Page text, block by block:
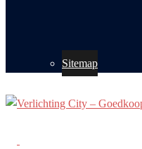
Sitemap